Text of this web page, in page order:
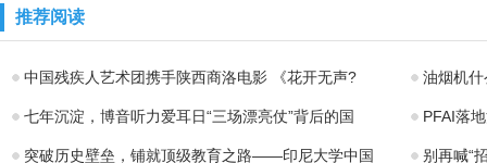
GalaxyWatch5/Pr
推荐阅读
中国残疾人艺术团携手陕西商洛电影 《花开无声? 油烟机
七年沉淀，博音听力爱耳日“三场漂亮仗”背后的国 PFAI落
突破历史壁垒，铺就顶级教育之路——印尼大学中国 别再喊“